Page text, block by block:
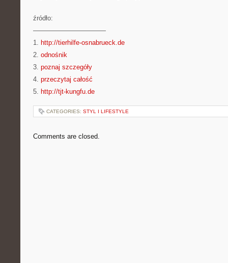
źródło:
———————————
1. http://tierhilfe-osnabrueck.de
2. odnośnik
3. poznaj szczegóły
4. przeczytaj całość
5. http://tjt-kungfu.de
CATEGORIES: STYL I LIFESTYLE
Comments are closed.